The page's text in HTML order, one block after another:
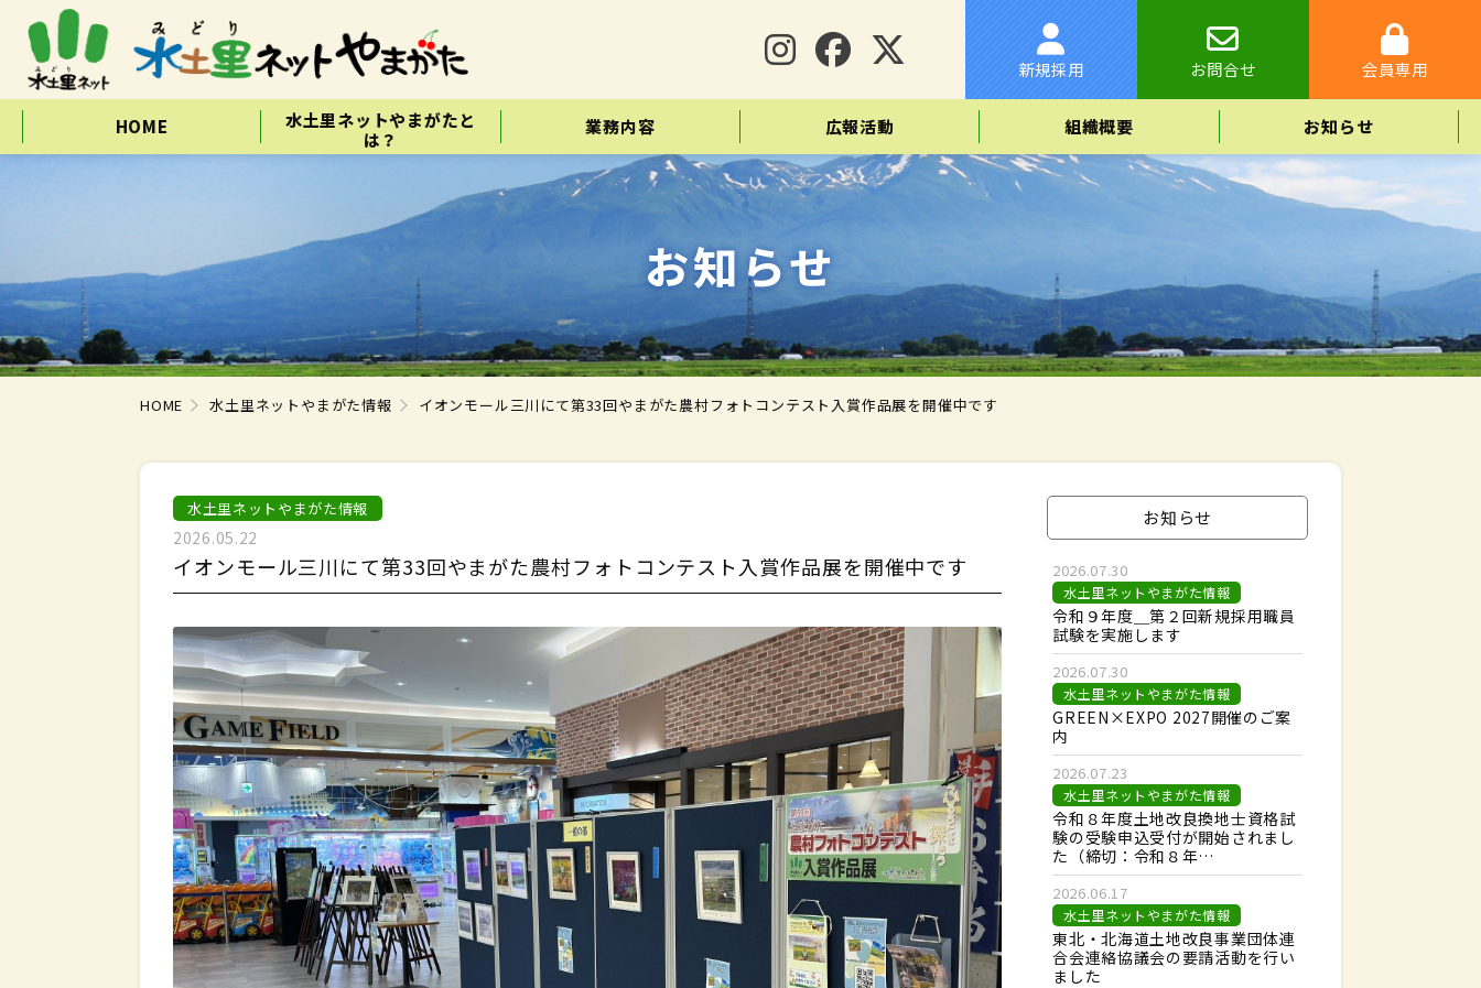
新規採用 お問合せ 会員専用
HOME
水土里ネットやまがたと
は？
業務内容 広報活動 組織概要 お知らせ
お知らせ
HOME 水土里ネットやまがた情報 イオンモール三川にて第33回やまがた農村フォトコンテスト入賞作品展を開催中です
水土里ネットやまがた情報
2026.05.22
イオンモール三川にて第33回やまがた農村フォトコンテスト入賞作品展を開催中です
お知らせ
2026.07.30
水土里ネットやまがた情報
令和９年度＿第２回新規採用職員
試験を実施します
2026.07.30
水土里ネットやまがた情報
GREEN×EXPO 2027開催のご案
内
2026.07.23
水土里ネットやまがた情報
令和８年度土地改良換地士資格試
験の受験申込受付が開始されまし
た（締切：令和８年…
2026.06.17
水土里ネットやまがた情報
東北・北海道土地改良事業団体連
合会連絡協議会の要請活動を行い
ました